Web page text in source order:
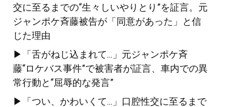
交に至るまでの“生々しいやりとり”を証言。元
ジャンポケ斉藤被告が「同意があった」と信
じた理由
▶「舌がねじ込まれて...」元ジャンポケ斉
藤“ロケバス事件”で被害者が証言、車内での異
常行動と“屈辱的な発言”
▶「つい、かわいくて...」口腔性交に至るまで